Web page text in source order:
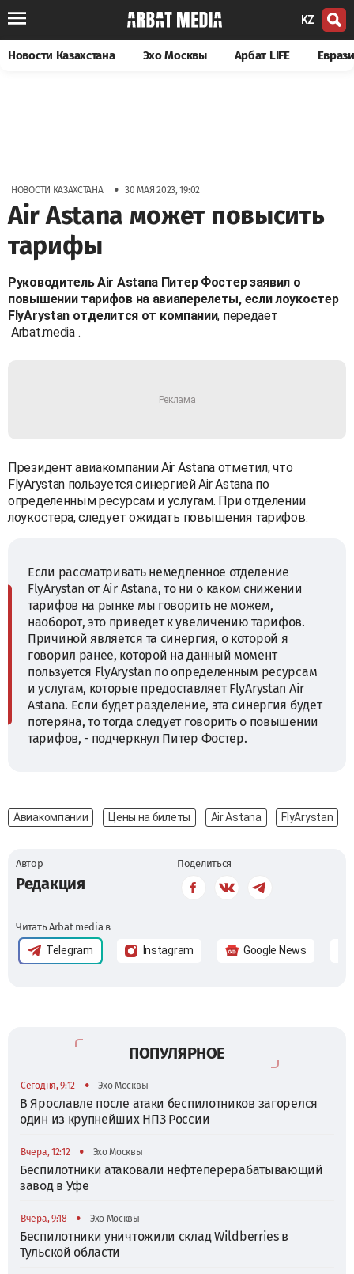
KZ
Новости Казахстана Эхо Москвы Арбат LIFE
НОВОСТИ КАЗАХСТАНА • 30 МАЯ 2023, 19:02
Air Astana может повысить
тарифы
Руководитель Air Astana Питер Фостер заявил о
повышении тарифов на авиаперелеты, если лоукостер
FlyArystan отделится от компании, передает
Arbat.media .
Президент авиакомпании Air Astana отметил, что
FlyArystan пользуется синергией Air Astana по
определенным ресурсам и услугам. При отделении
лоукостера, следует ожидать повышения тарифов.
Если рассматривать немедленное отделение
FlyArystan от Air Astana, то ни о каком снижении
тарифов на рынке мы говорить не можем,
наоборот, это приведет к увеличению тарифов.
Причиной является та синергия, о которой я
говорил ранее, которой на данный момент
пользуется FlyArystan по определенным ресурсам
и услугам, которые предоставляет FlyArystan Air
Astana. Если будет разделение, эта синергия будет
потеряна, то тогда следует говорить о повышении
тарифов, - подчеркнул Питер Фостер.
Авиакомпании Цены на билеты Air Astana FlyArystan
Автор
Редакция
Поделиться
Читать Arbat media в
Telegram Instagram Google News
ПОПУЛЯРНОЕ
Сегодня, 9:12 • Эхо Москвы
В Ярославле после атаки беспилотников загорелся
один из крупнейших НПЗ России
Вчера, 12:12 • Эхо Москвы
Беспилотники атаковали нефтеперерабатывающий
завод в Уфе
Вчера, 9:18 • Эхо Москвы
Беспилотники уничтожили склад Wildberries в
Тульской области